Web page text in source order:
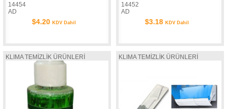
14454
AD
$4.20 KDV Dahil
14452
AD
$3.18 KDV Dahil
KLIMA TEMİZLİK ÜRÜNLERİ KLIMA TEMİZLİK ÜRÜNLERİ